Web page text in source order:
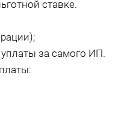
ставке.
за самого ИП.